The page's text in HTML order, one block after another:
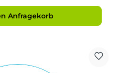
Anfragekorb